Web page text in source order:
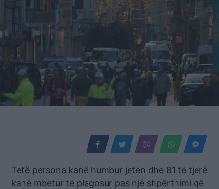
Tetë persona kanë humbur jetën dhe 81 të tjerë
kanë mbetur të plagosur pas një shpërthimi që